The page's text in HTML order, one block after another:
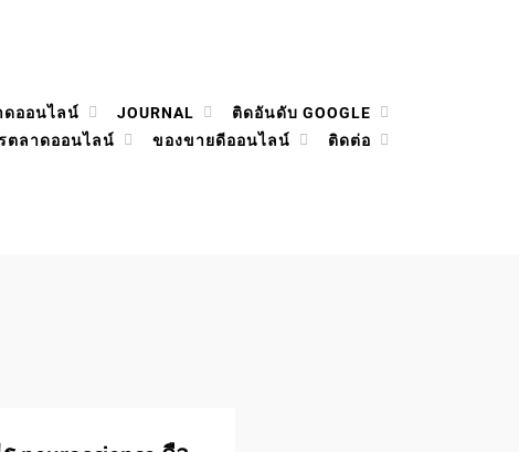
ดออนไลน์ JOURNAL
ติดอันดับ GOOGLE
รตลาดออนไลน์ ของขายดีออนไลน์ ติดต่อ